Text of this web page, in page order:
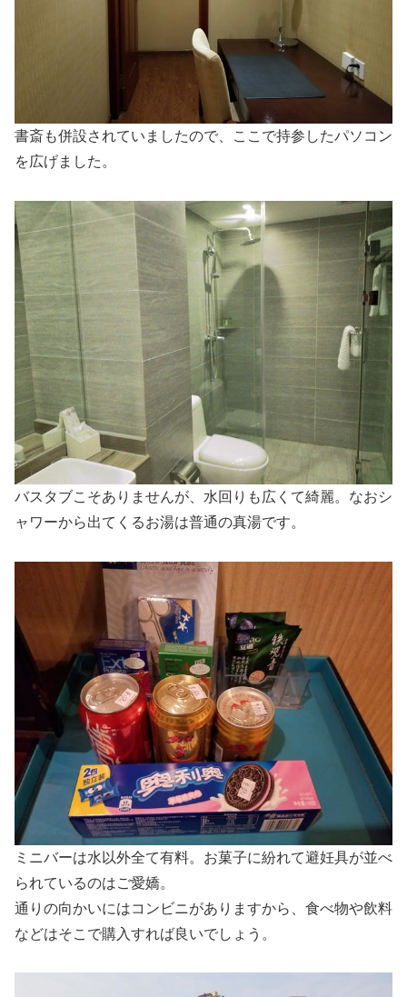
書斎も併設されていましたので、ここで持参したパソコン
を広げました。
バスタブこそありませんが、水回りも広くて綺麗。なおシ
ャワーから出てくるお湯は普通の真湯です。
ミニバーは水以外全て有料。お菓子に紛れて避妊具が並べ
られているのはご愛嬌。
通りの向かいにはコンビニがありますから、食べ物や飲料
などはそこで購入すれば良いでしょう。